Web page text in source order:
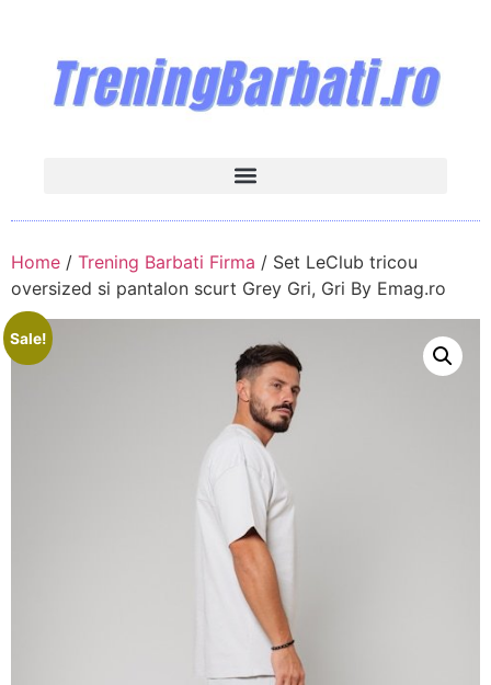
Home / Trening Barbati Firma / Set LeClub tricou
oversized si pantalon scurt Grey Gri, Gri By Emag.ro
Sale!